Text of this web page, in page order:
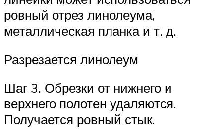
ровный отрез линолеума,
металлическая планка и т. д.
Разрезается линолеум
Шаг 3. Обрезки от нижнего и
верхнего полотен удаляются.
Получается ровный стык.